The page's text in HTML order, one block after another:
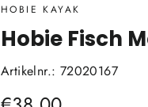
HOBIE KAYAK
Hobie Fisch
Artikelnr.: 72020167
Normaler